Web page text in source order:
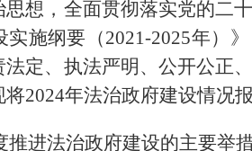
思想，全面贯彻落实党的二
实施纲要（2021-2025年）
定、执法严明、公开公正
2024年法治政府建设情况
推进法治政府建设的主要举